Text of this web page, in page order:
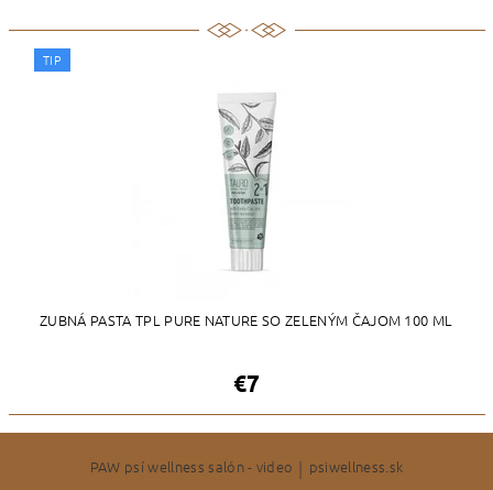
TIP
ZUBNÁ PASTA TPL PURE NATURE SO ZELENÝM ČAJOM 100 ML
€7
PAW psí wellness salón - video | psiwellness.sk